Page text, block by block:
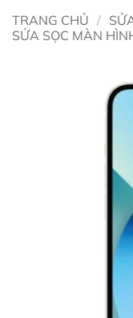
TRANG CHỦ /
SỬA SỌC MÀN